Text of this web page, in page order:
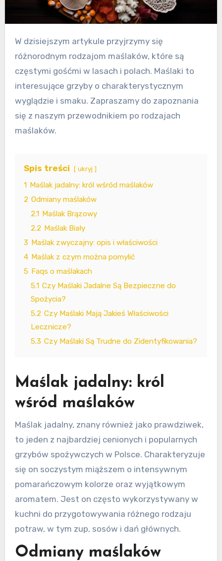
W dzisiejszym artykule przyjrzymy się
różnorodnym rodzajom maślaków, które są
częstymi gośćmi w lasach i polach. Maślaki to
interesujące grzyby o charakterystycznym
wyglądzie i smaku. Zapraszamy do zapoznania
się z naszym przewodnikiem po rodzajach
maślaków.
Spis treści ukryj
1
Maślak jadalny: król wśród maślaków
2 Odmiany maślaków
2.1
Maślak Brązowy
2.2 Maślak Biały
3 Maślak zwyczajny: opis i właściwości
4 Maślak z czym można pomylić
5 Faqs o maślakach
5.1 Czy Maślaki Jadalne Są Bezpieczne do
Spożycia?
5.2 Czy Maślaki Mają Jakieś Właściwości
Lecznicze?
5.3 Czy Maślaki Są Trudne do Zidentyfikowania?
Maślak jadalny: król
wśród maślaków
Maślak jadalny, znany również jako prawdziwek,
to jeden z najbardziej cenionych i popularnych
grzybów spożywczych w Polsce. Charakteryzuje
się on soczystym miąższem o intensywnym
pomarańczowym kolorze oraz wyjątkowym
aromatem. Jest on często wykorzystywany w
kuchni do przygotowywania różnego rodzaju
potraw, w tym zup, sosów i dań głównych.
Odmiany maślaków